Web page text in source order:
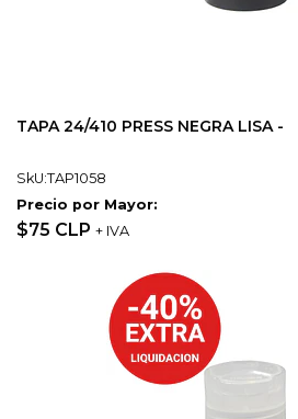
TAPA 24/410 PRESS NEGRA LISA -
SkU:TAP1058
Precio por Mayor:
$75 CLP + IVA